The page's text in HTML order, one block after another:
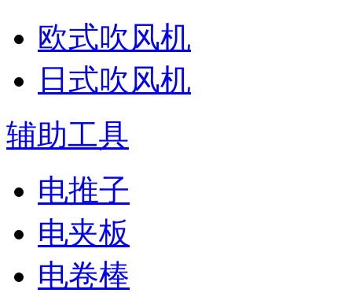
欧式吹风机
日式吹风机
辅助工具
电推子
电夹板
电卷棒